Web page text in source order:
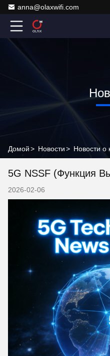
anna@olaxwifi.com
Домой> Новости>
5G NSSF (функция
2026-02-06